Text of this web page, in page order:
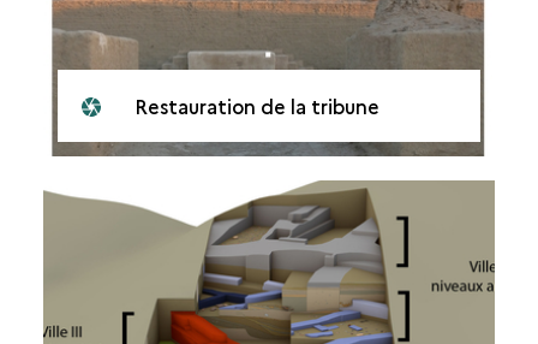
Restauration de la tribune